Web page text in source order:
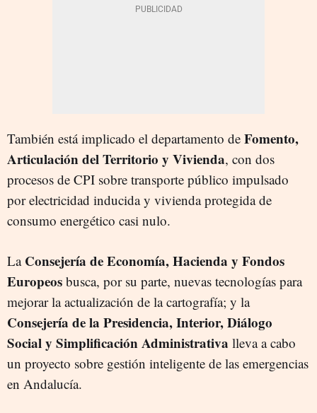
También está implicado el departamento de Fomento,
Articulación del Territorio y Vivienda, con dos
procesos de CPI sobre transporte público impulsado
por electricidad inducida y vivienda protegida de
consumo energético casi nulo.
La Consejería de Economía, Hacienda y Fondos
Europeos busca, por su parte, nuevas tecnologías para
mejorar la actualización de la cartografía; y la
Consejería de la Presidencia, Interior, Diálogo
Social y Simplificación Administrativa lleva a cabo
un proyecto sobre gestión inteligente de las emergencias
en Andalucía.